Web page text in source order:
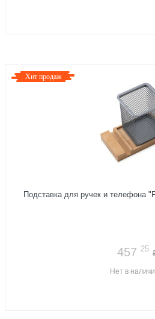
Хит продаж
Подставка для ручек и телефона
457 25
Нет в